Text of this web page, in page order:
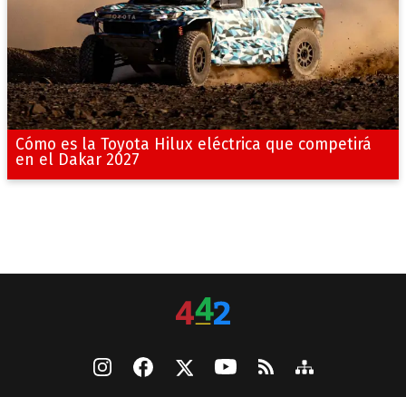
Cómo es la Toyota Hilux eléctrica que competirá
en el Dakar 2027